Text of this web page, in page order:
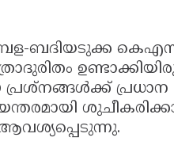
ബദിയടുക്ക
പ്രധാന